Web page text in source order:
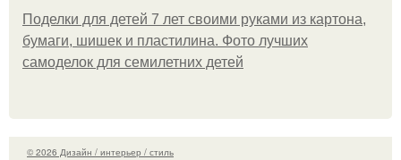
Поделки для детей 7 лет своими руками из картона,
бумаги, шишек и пластилина. Фото лучших
самоделок для семилетних детей
© 2026 Дизайн / интерьер / стиль